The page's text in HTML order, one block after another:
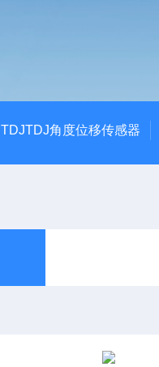
TDJTDJ角度位移传感器